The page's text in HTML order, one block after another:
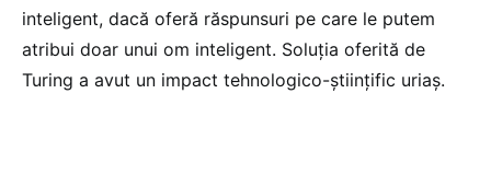
inteligent, dacă oferă răspunsuri pe care le putem
atribui doar unui om inteligent. Soluția oferită de
Turing a avut un impact tehnologico-științific uriaș.